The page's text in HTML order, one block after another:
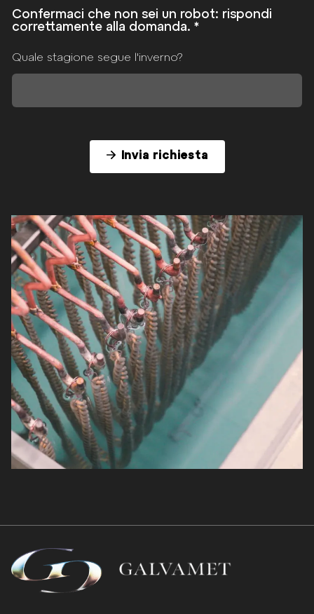
a
c
y
o
l
Confermaci che non sei un robot: rispondi
correttamente alla domanda. *
Quale stagione segue l'inverno?
Invia richiesta